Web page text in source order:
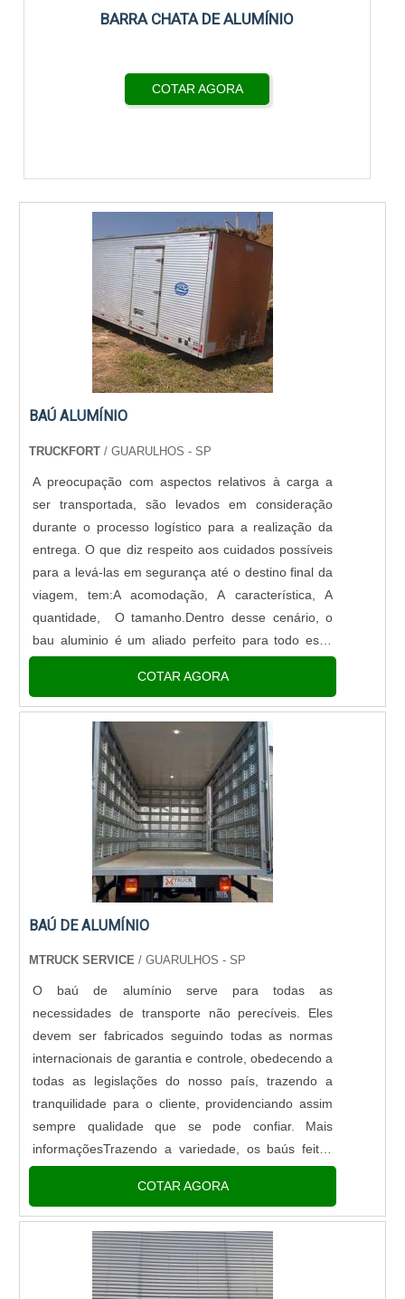
BARRA CHATA DE ALUMÍNIO
COTAR AGORA
BAÚ ALUMÍNIO
TRUCKFORT/ GUARULHOS - SP
A preocupação com aspectos relativos à carga a
ser transportada, são levados em consideração
durante o processo logístico para a realização da
entrega. O que diz respeito aos cuidados possíveis
para a levá-las em segurança até o destino final da
viagem, tem:A acomodação, A característica, A
quantidade, O tamanho.Dentro desse cenário, o
bau aluminio é um aliado perfeito para todo esse
processo ser realizado com excelência.O bau pode
COTAR AGORA
BAÚ DE ALUMÍNIO
MTRUCK SERVICE/ GUARULHOS - SP
O baú de alumínio serve para todas as
necessidades de transporte não perecíveis. Eles
devem ser fabricados seguindo todas as normas
internacionais de garantia e controle, obedecendo a
todas as legislações do nosso país, trazendo a
tranquilidade para o cliente, providenciando assim
sempre qualidade que se pode confiar. Mais
informaçõesTrazendo a variedade, os baús feitos
de alumínio possuem diversos modelos, para todos
os tipos de caminh...
COTAR AGORA